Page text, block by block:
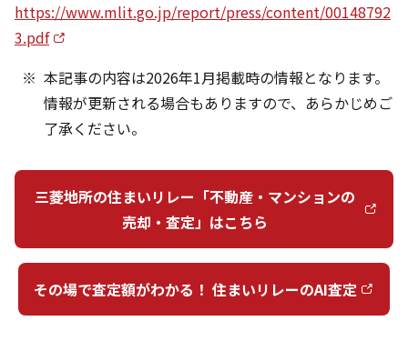
https://www.mlit.go.jp/report/press/content/00148792
3.pdf
本記事の内容は2026年1月掲載時の情報となります。
情報が更新される場合もありますので、あらかじめご
了承ください。
三菱地所の住まいリレー「不動産・マンションの
売却・査定」はこちら
その場で査定額がわかる！ 住まいリレーのAI査定